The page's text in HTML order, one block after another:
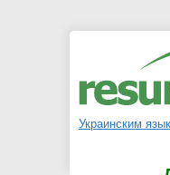
Украинским